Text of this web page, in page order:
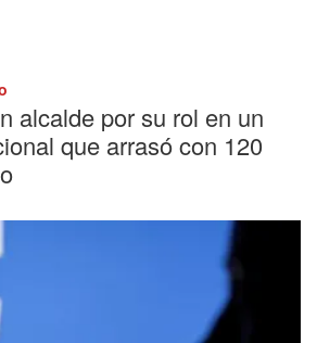
alcalde por su rol en un
que arrasó con 120